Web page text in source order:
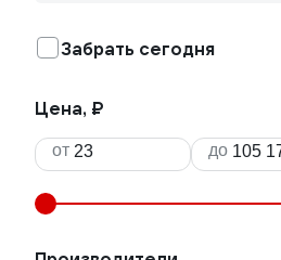
Забрать сегодня
Цена, ₽
от до